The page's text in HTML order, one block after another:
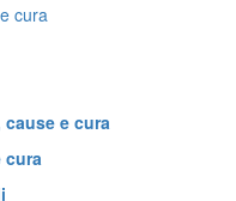
cura
e cura